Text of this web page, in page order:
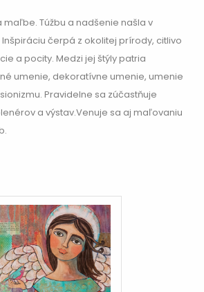
maľbe. Túžbu a nadšenie našla v
čerpá z okolitej prírody, citlivo
a pocity. Medzi jej štýly patria
umenie, dekoratívne umenie, umenie
Pravidelne sa zúčastňuje
a výstav.Venuje sa aj maľovaniu